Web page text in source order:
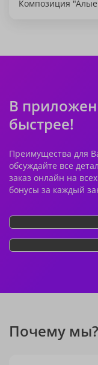
Композиция
В
быстрее!
Преимущества для
обсуждайте все
заказ онлайн на
бонусы за каждый
Почему мы?